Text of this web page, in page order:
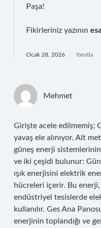
Paşa!
Fikirleriniz yazının
Ocak 28, 2026 Yanıtla
Mehmet
Girişte acele edilmemiş;
yavaş ele alınıyor. Alt
güneş enerji
ve iki çeşidi bulunur:
ışık enerjisini elektrik
hücreleri içerir. Bu
endüstriyel tesislerde
kullanılır. Ges Ana
enerjinin toplandığı ve